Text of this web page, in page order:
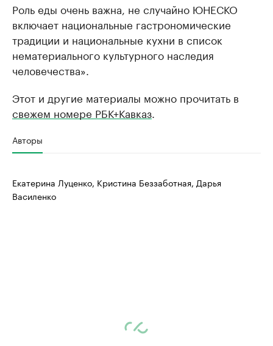
Роль еды очень важна, не случайно ЮНЕСКО
включает национальные гастрономические
традиции и национальные кухни в список
нематериального культурного наследия
человечества».
Этот и другие материалы можно прочитать в
свежем номере РБК+Кавказ
Авторы
Екатерина Луценко, Кристина Беззаботная, Дарья
Василенко